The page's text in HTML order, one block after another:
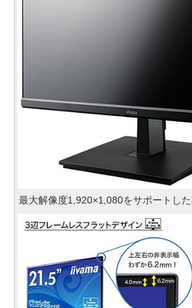
最大解像度1,920×1,080をサポートし